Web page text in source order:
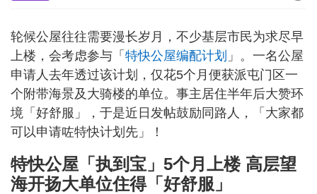
轮候公屋往往需要漫长岁月，不少基层市民为求尽早
上楼，会考虑参与「 特快公屋编配计划 」。一名公屋
申请人去年透过该计划，仅花5个月便获派屯门区一
个附带海景及大骑楼的单位。事主居住半年后大赞环
境「好舒服」，于是近日发帖鼓励同路人，「大家都
可以申请咗特快计划先」！
特快公屋「执到宝」5个月上楼 高层望
海开扬大单位住得「好舒服」